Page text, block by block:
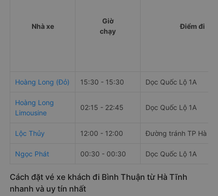
Nhà xe
Giờ
chạy
Điểm đi
Hoàng Long (Đỏ) 15:30 - 15:30 Dọc Quốc Lộ 1A
Hoàng Long
Limousine
02:15 - 22:45 Dọc Quốc Lộ 1A
Lộc Thủy 12:00 - 12:00 Đường tránh TP Hà
Ngọc Phát 00:30 - 00:30 Dọc Quốc Lộ 1A
Cách đặt vé xe khách đi Bình Thuận từ Hà Tĩnh
nhanh và uy tín nhất